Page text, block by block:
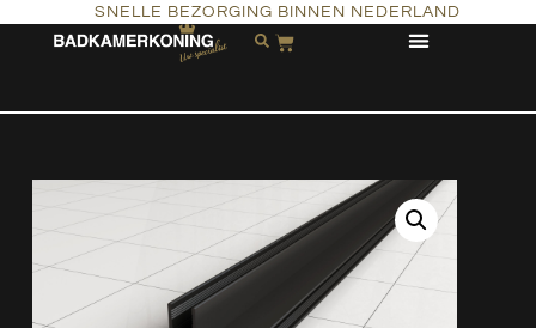
SNELLE BEZORGING BINNEN NEDERLAND